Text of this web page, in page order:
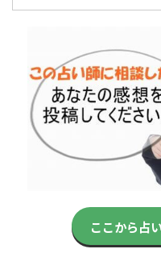
ここから占